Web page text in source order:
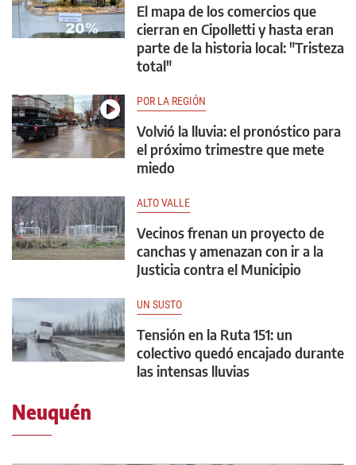
El mapa de los comercios que
cierran en Cipolletti y hasta eran
parte de la historia local: "Tristeza
total"
POR LA REGIÓN
Volvió la lluvia: el pronóstico para
el próximo trimestre que mete
miedo
ALTO VALLE
Vecinos frenan un proyecto de
canchas y amenazan con ir a la
Justicia contra el Municipio
UN SUSTO
Tensión en la Ruta 151: un
colectivo quedó encajado durante
las intensas lluvias
Neuquén